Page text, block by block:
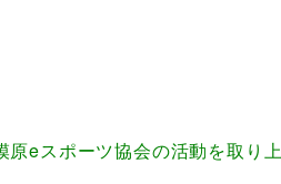
eスポーツ協会の活動を取り